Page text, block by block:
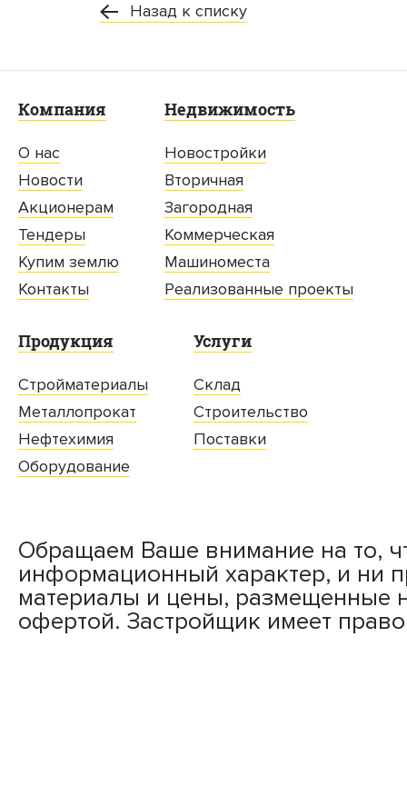
Назад к списку
Компания
О нас
Новости
Акционерам
Тендеры
Купим землю
Контакты
Недвижимость
Новостройки
Вторичная
Загородная
Коммерческая
Машиноместа
Реализованные проекты
Продукция
Стройматериалы
Металлопрокат
Нефтехимия
Оборудование
Услуги
Склад
Строительство
Поставки
Обращаем Ваше внимание на то,
информационный характер, и ни
материалы и цены, размещенные
офертой. Застройщик имеет